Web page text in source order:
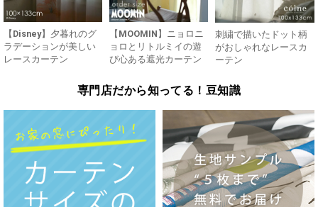
【Disney】夕暮れのグ
ラデーションが美しい
レースカーテン
【MOOMIN】ニョロニ
ョロとリトルミイの遊
び心ある遮光カーテン
刺繍で描いたドット柄
がおしゃれなレースカ
ーテン
専門店だから知ってる！豆知識